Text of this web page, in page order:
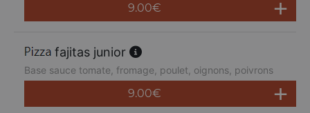
9.00€
fajitas junior
Base sauce tomate, fromage, poulet, oignons, poivrons
9.00€